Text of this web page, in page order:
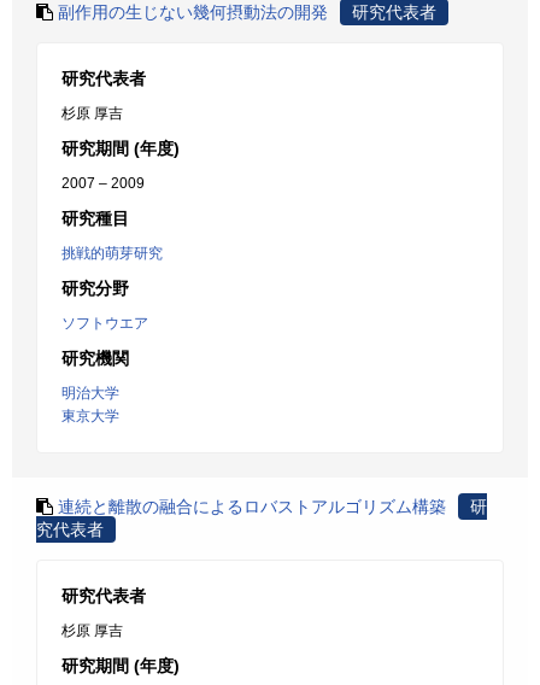
副作用の生じない幾何摂動法の開発 研究代表者
研究代表者
杉原 厚吉
研究期間 (年度)
2007 – 2009
研究種目
挑戦的萌芽研究
研究分野
ソフトウエア
研究機関
明治大学
東京大学
連続と離散の融合によるロバストアルゴリズム構築
研
究代表者
研究代表者
杉原 厚吉
研究期間 (年度)